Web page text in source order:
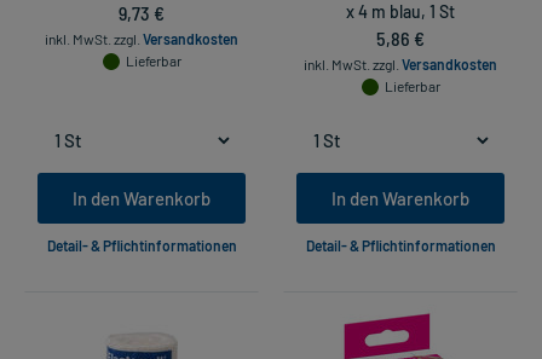
9,73 €
inkl. MwSt. zzgl. Versandkosten
Lieferbar
In den Warenkorb
Detail- & Pflichtinformationen
x 4 m blau, 1 St
5,86 €
inkl. MwSt. zzgl. Versandkosten
Lieferbar
In den Warenkorb
Detail- & Pflichtinformationen